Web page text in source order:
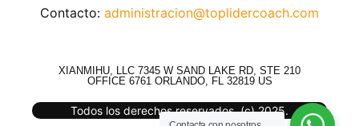
Contacto: administracion@toplidercoach.com
XIANMIHU, LLC 7345 W SAND LAKE RD, STE 210
OFFICE 6761 ORLANDO, FL 32819 US
Todos los derechos reservados. (c) 2025.